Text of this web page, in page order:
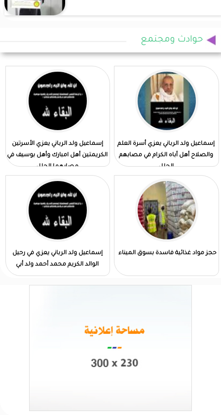
حوادث ومجتمع
إسماعيل ولد الرباني يعزي أسرة العلم
والصلاح أهل أباه الكرام في مصابهم
الجلل
إسماعيل ولد الرباني يعزي الأسرتين
الكريمتين أهل امبارك وأهل بوسيف في
مصابهما الجلل
حجز مواد غذائية فاسدة بسوق الميناء
إسماعيل ولد الرباني يعزي في رحيل
الوالد الكريم محمد أحمد ولد أبي